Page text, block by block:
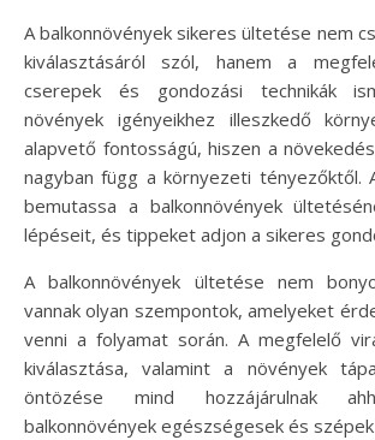
A balkonnövények sikeres ültetése nem
kiválasztásáról szól, hanem a
cserepek és gondozási technikák
növények igényeikhez illeszkedő
alapvető fontosságú, hiszen a
nagyban függ a környezeti tényezőktől.
bemutassa a balkonnövények
lépéseit, és tippeket adjon a sikeres
A balkonnövények ültetése nem
vannak olyan szempontok, amelyeket
venni a folyamat során. A megfelelő
kiválasztása, valamint a növények
öntözése mind hozzájárulnak
balkonnövények egészségesek és